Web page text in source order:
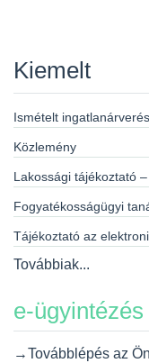
Kiemelt
Ismételt
Közlemény
Lakossági tájékoztató
Fogyatékosságügyi
Tájékoztató az
Továbbiak...
e-ügyintézés
→Továbblépés az